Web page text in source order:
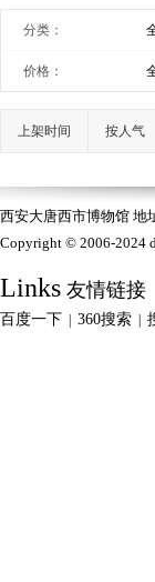
分类：
价格：
上架时间 按人气
西安大唐西市博物馆 地
Copyright © 2006-2024
Links 友情链接
百度一下 360搜索